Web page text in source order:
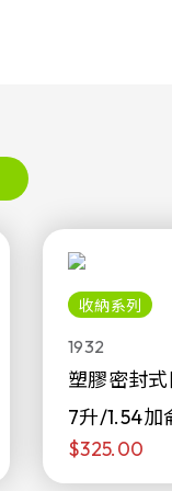
收納系列
1932
塑膠密封
7升/1.54加
$325.00